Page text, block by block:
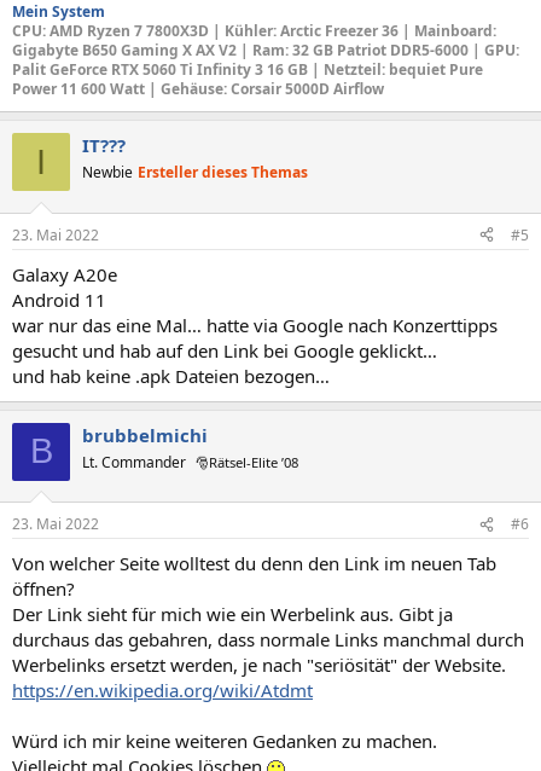
Mein System
CPU: AMD Ryzen 7 7800X3D | Kühler: Arctic Freezer 36 | Mainboard:
Gigabyte B650 Gaming X AX V2 | Ram: 32 GB Patriot DDR5-6000 | GPU:
Palit GeForce RTX 5060 Ti Infinity 3 16 GB | Netzteil: bequiet Pure
Power 11 600 Watt | Gehäuse: Corsair 5000D Airflow
I IT???
Newbie Ersteller dieses Themas
23. Mai 2022 #5
Galaxy A20e
Android 11
war nur das eine Mal… hatte via Google nach Konzerttipps
gesucht und hab auf den Link bei Google geklickt…
und hab keine .apk Dateien bezogen…
B brubbelmichi
Lt. Commander 🎅Rätsel-Elite ’08
23. Mai 2022 #6
Von welcher Seite wolltest du denn den Link im neuen Tab
öffnen?
Der Link sieht für mich wie ein Werbelink aus. Gibt ja
durchaus das gebahren, dass normale Links manchmal durch
Werbelinks ersetzt werden, je nach "seriösität" der Website.
https://en.wikipedia.org/wiki/Atdmt
Würd ich mir keine weiteren Gedanken zu machen.
Vielleicht mal Cookies löschen